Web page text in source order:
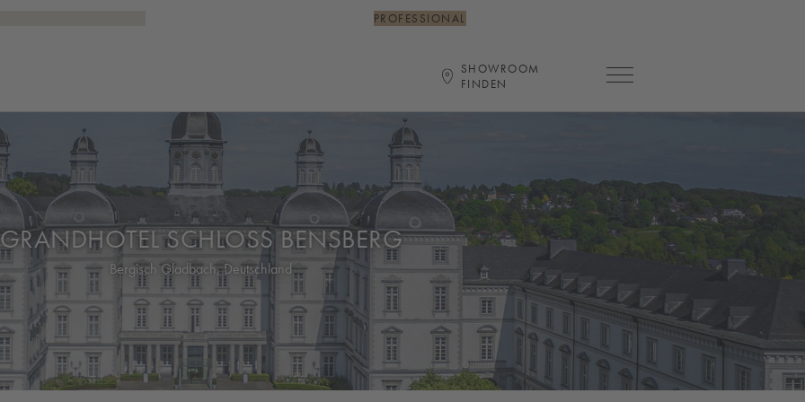
PROFESSIONAL
SHOWROOM
FINDEN
Hauptnavigation öffnen
GRANDHOTEL SCHLOSS BENSBERG
Bergisch Gladbach, Deutschland